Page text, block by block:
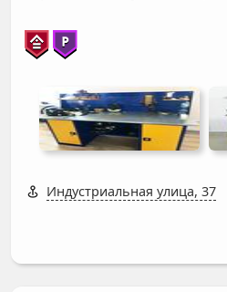
Индустриальная улица, 37